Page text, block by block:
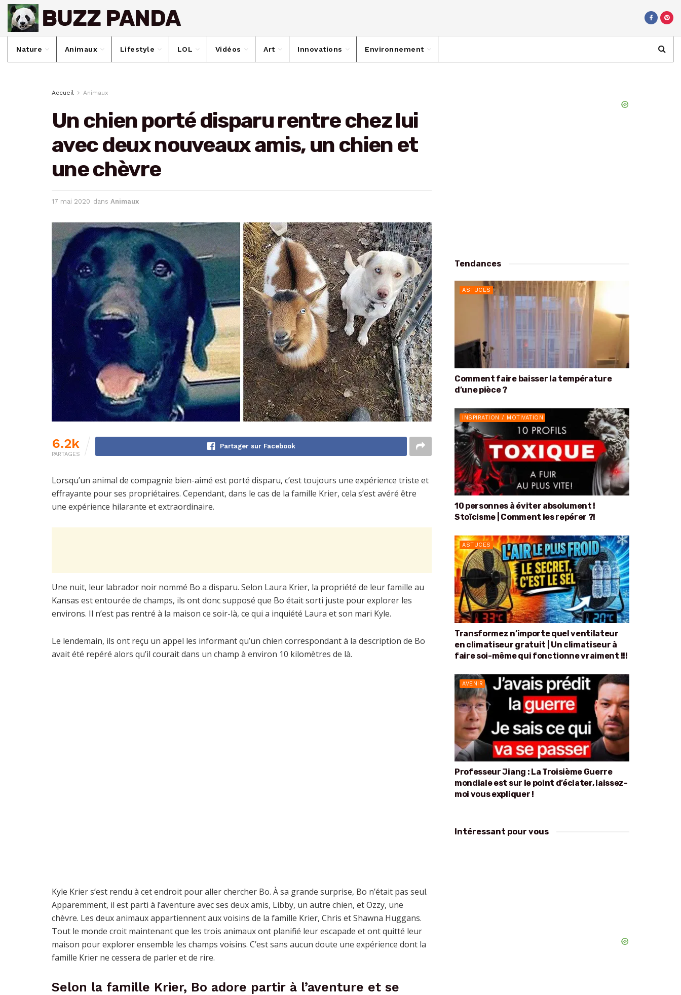
Nature Animaux Lifestyle LOL Vidéos Art Innovations Environnement
Accueil Animaux
Un chien porté disparu rentre chez lui
avec deux nouveaux amis, un chien et
une chèvre
17 mai 2020 dans Animaux
6.2k
PARTAGES
Partager sur Facebook
Lorsqu’un animal de compagnie bien-aimé est porté disparu, c’est toujours une expérience triste et
effrayante pour ses propriétaires. Cependant, dans le cas de la famille Krier, cela s’est avéré être
une expérience hilarante et extraordinaire.
Une nuit, leur labrador noir nommé Bo a disparu. Selon Laura Krier, la propriété de leur famille au
Kansas est entourée de champs, ils ont donc supposé que Bo était sorti juste pour explorer les
environs. Il n’est pas rentré à la maison ce soir-là, ce qui a inquiété Laura et son mari Kyle.
Le lendemain, ils ont reçu un appel les informant qu’un chien correspondant à la description de Bo
avait été repéré alors qu’il courait dans un champ à environ 10 kilomètres de là.
Kyle Krier s’est rendu à cet endroit pour aller chercher Bo. À sa grande surprise, Bo n’était pas seul.
Apparemment, il est parti à l’aventure avec ses deux amis, Libby, un autre chien, et Ozzy, une
chèvre. Les deux animaux appartiennent aux voisins de la famille Krier, Chris et Shawna Huggans.
Tout le monde croit maintenant que les trois animaux ont planifié leur escapade et ont quitté leur
maison pour explorer ensemble les champs voisins. C’est sans aucun doute une expérience dont la
famille Krier ne cessera de parler et de rire.
Selon la famille Krier, Bo adore partir à l’aventure et se
Tendances
ASTUCES
Comment faire baisser la température
d’une pièce ?
INSPIRATION / MOTIVATION
10 personnes à éviter absolument !
Stoïcisme | Comment les repérer ?!
ASTUCES
Transformez n’importe quel ventilateur
en climatiseur gratuit | Un climatiseur à
faire soi-même qui fonctionne vraiment !!!
AVENIR
Professeur Jiang : La Troisième Guerre
mondiale est sur le point d’éclater, laissez-
moi vous expliquer !
Intéressant pour vous